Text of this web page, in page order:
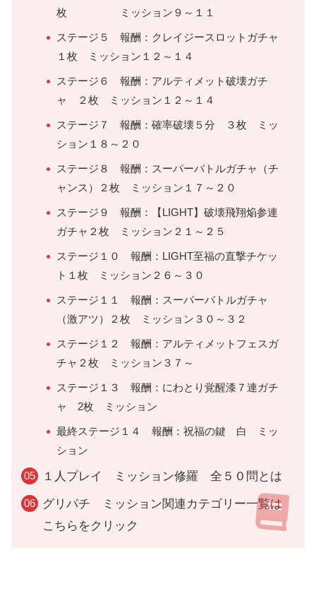
枚 ミッション９～１１
ステージ５ 報酬：クレイジースロットガチャ
１枚 ミッション１２～１４
ステージ６ 報酬：アルティメット破壊ガチ
ャ ２枚 ミッション１２～１４
ステージ７ 報酬：確率破壊５分 ３枚 ミッ
ション１８～２０
ステージ８ 報酬：スーパーバトルガチャ（チ
ャンス）２枚 ミッション１７～２０
ステージ９ 報酬：【LIGHT】破壊飛翔焔参連
ガチャ２枚 ミッション２１～２５
ステージ１０ 報酬：LIGHT至福の直撃チケッ
ト１枚 ミッション２６～３０
ステージ１１ 報酬：スーパーバトルガチャ
（激アツ）２枚 ミッション３０～３２
ステージ１２ 報酬：アルティメットフェスガ
チャ２枚 ミッション３７～
ステージ１３ 報酬：にわとり覚醒漆７連ガチ
ャ 2枚 ミッション
最終ステージ１４ 報酬：祝福の鍵 白 ミッ
ション
１人プレイ ミッション修羅 全５０問とは
グリパチ ミッション関連カテゴリー一覧は
こちらをクリック